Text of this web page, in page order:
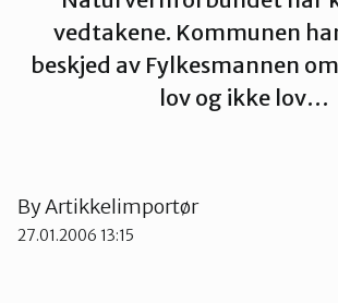
vedtakene. Kommunen
beskjed av Fylkesmannen
lov og ikke lov…
ByArtikkelimportør
27.01.2006 13:15